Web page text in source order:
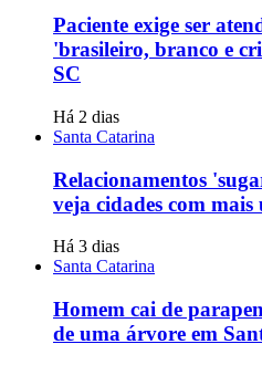
Paciente exige ser
'brasileiro, branco e
SC
Há 2 dias
Santa Catarina
Relacionamentos
veja cidades com
Há 3 dias
Santa Catarina
Homem cai de
de uma árvore em